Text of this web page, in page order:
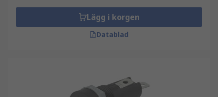
Lägg i korgen
Datablad